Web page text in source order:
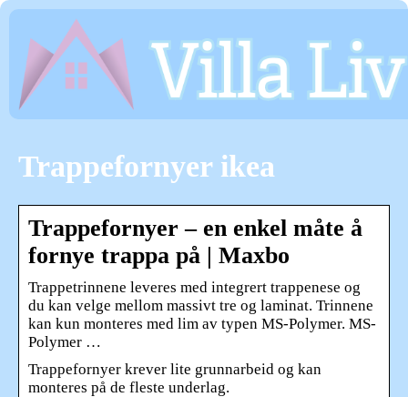
Trappefornyer ikea
Trappefornyer – en enkel måte å
fornye trappa på | Maxbo
Trappetrinnene leveres med integrert trappenese og
du kan velge mellom massivt tre og laminat. Trinnene
kan kun monteres med lim av typen MS-Polymer. MS-
Polymer …
Trappefornyer krever lite grunnarbeid og kan
monteres på de fleste underlag.